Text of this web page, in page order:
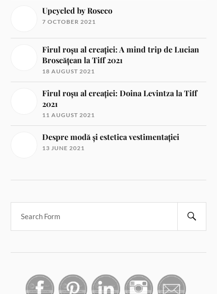
Upcycled by Roseco
7 OCTOBER 2021
Firul roșu al creației: A mind trip de Lucian
Broscățean la Tiff 2021
18 AUGUST 2021
Firul roșu al creației: Doina Levintza la Tiff
2021
11 AUGUST 2021
Despre modă și estetica vestimentației
13 JUNE 2021